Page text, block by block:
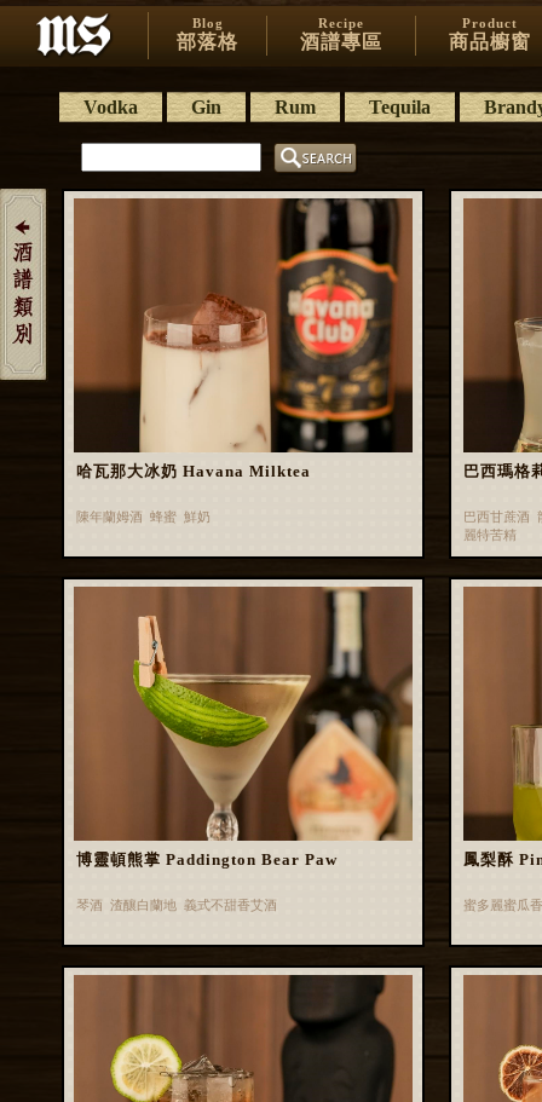
Blog
部落格
Recipe
酒譜專區
Product
商品櫥窗
Vodka Gin Rum Tequila
哈瓦那大冰奶 Havana Milktea
陳年蘭姆酒 蜂蜜 鮮奶
巴西瑪
巴西甘蔗酒
麗特苦精
博靈頓熊掌 Paddington Bear Paw
琴酒 渣釀白蘭地 義式不甜香艾酒
鳳梨酥
蜜多麗蜜瓜